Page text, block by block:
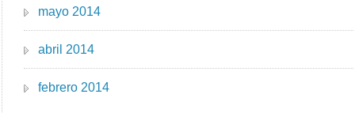
mayo 2014
abril 2014
febrero 2014